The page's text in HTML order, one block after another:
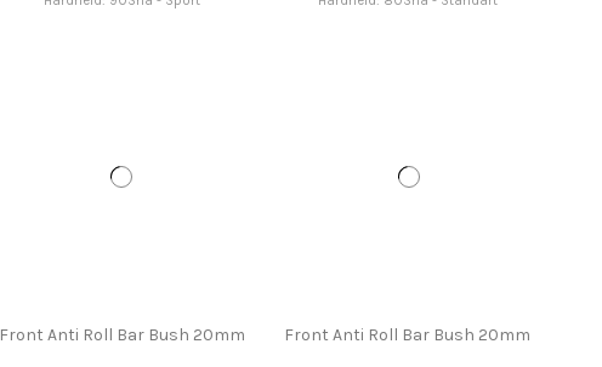
Front Anti Roll Bar Bush 20mm Front Anti Roll Bar Bush 20mm